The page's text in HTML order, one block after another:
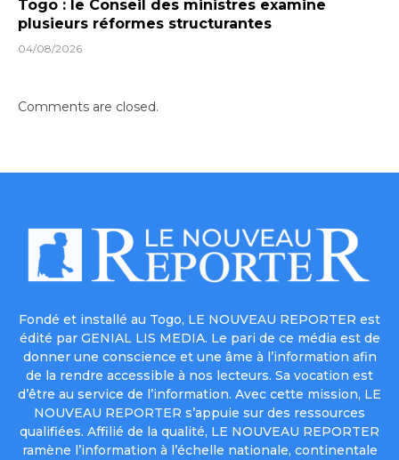
Togo : le Conseil des ministres examine
plusieurs réformes structurantes
04/08/2026
Comments are closed.
Fondé et installé au Togo, LE NOUVEAU REPORTER est
édité par GENIAL LIS MEDIA. Le pari de ce média est de
donner une conscience et une âme à l’information afin
de la rendre accessible à nos lecteurs. Sa vocation est
d’être au service de l’information. Avec cette mission, LE
NOUVEAU REPORTER s’appuie sur des ressources
qualifiées. Affilié de la qualité, LE NOUVEAU REPORTER
ramène l’information à l’échelle nationale, continentale